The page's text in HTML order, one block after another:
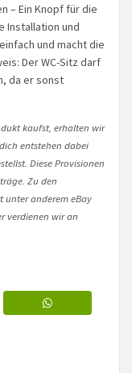
– Ein Knopf für die
Installation und
und macht die
Der WC-Sitz darf
da er sonst
kaufst, erhalten wir
entstehen dabei
Diese Provisionen
Zu den
unter anderem eBay
verdienen wir an